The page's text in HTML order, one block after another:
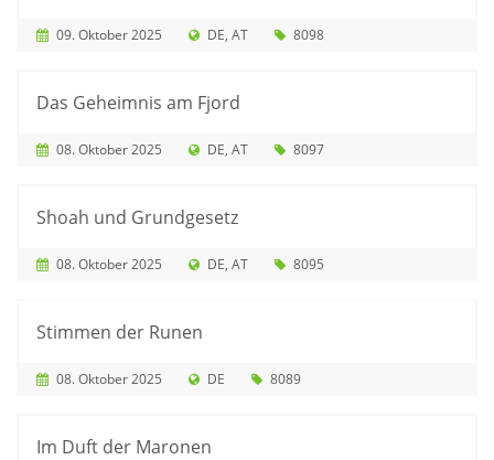
09. Oktober 2025 DE AT 8098
Das Geheimnis am Fjord
08. Oktober 2025 DE AT 8097
Shoah und Grundgesetz
08. Oktober 2025 DE AT 8095
Stimmen der Runen
08. Oktober 2025 DE 8089
Im Duft der Maronen